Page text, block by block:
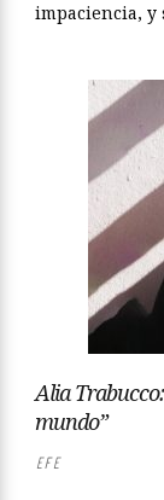
impaciencia, y
Alia
mundo”
EFE